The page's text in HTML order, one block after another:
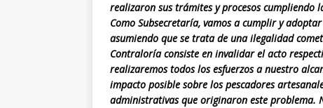
realizaron sus trámites y procesos cumpliendo
Como Subsecretaría, vamos a cumplir y
asumiendo que se trata de una ilegalidad
Contraloría consiste en invalidar el acto
realizaremos todos los esfuerzos a nuestro
impacto posible sobre los pescadores
administrativas que originaron este problema.